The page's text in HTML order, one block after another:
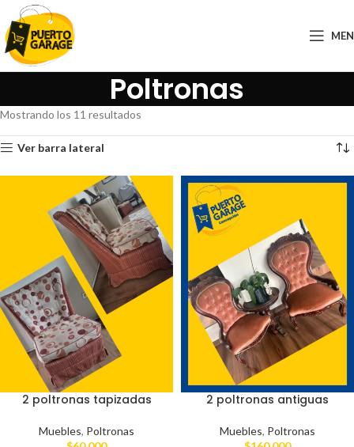
Poltronas
Mostrando los 11 resultados
Ver barra lateral
2 poltronas tapizadas
Muebles, Poltronas
2 poltronas antiguas
Muebles, Poltronas